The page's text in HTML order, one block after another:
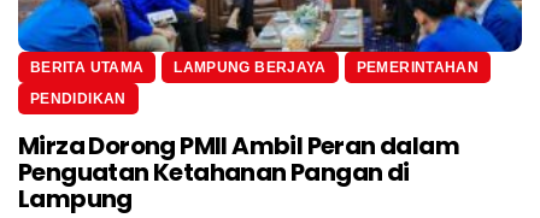
BERITA UTAMA LAMPUNG BERJAYA
PEMERINTAHAN
PENDIDIKAN
Mirza Dorong PMII Ambil Peran dalam
Penguatan Ketahanan Pangan di
Lampung